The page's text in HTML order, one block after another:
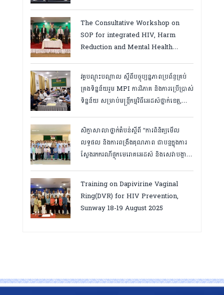
ឆ្នាំ២០២៦
The Consultative Workshop on
SOP for integrated HIV, Harm
Reduction and Mental Health
វគ្គបណ្ដុះបណ្តាល ស្តីពីបច្ចុប្បន្នភាពប្រព័ន្ធគ្រប់
គ្រងទិន្នន័យរួម MPI ការវិភាគ និងការប្រើប្រាស់
ទិន្នន័យ សម្រាប់មន្រ្តីកម្មវិធីអេដស៍ថ្នាក់ខេត្ត,
សិក្ខាសាលាថ្នាក់តំបន់ស្តីពី “ការពិនិត្យមើល
លទ្ធផល និងការពង្រឹងគុណភាព ជាបន្តក្នុងការ
ស្វែងរកករណីផ្ទុកមេរោគអេដស៍ និងសេវាបង្ការ
សម្រេចគោលដៅ ៩៥-៩៥-៩៥”, តាកែវ
ថ្ងៃទី១២-១៣ សីហា ២០២៥
Training on Dapivirine Vaginal
Ring(DVR) for HIV Prevention,
Sunway 18-19 August 2025